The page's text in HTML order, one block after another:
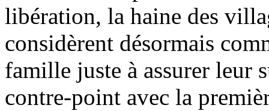
libération, la haine des
considèrent désormais
famille juste à assurer leur
contre-point avec la